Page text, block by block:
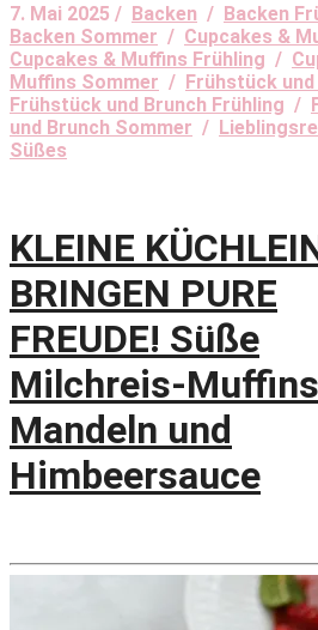
7. Mai 2025 / Backen / Backen
Backen Sommer / Cupcakes &
Cupcakes & Muffins Frühling /
Muffins Sommer / Frühstück und
Frühstück und Brunch Frühling /
und Brunch Sommer /
Süßes
KLEINE
BRINGEN PURE
FREUDE! Süße
Milchreis-
Mandeln und
Himbeersauce